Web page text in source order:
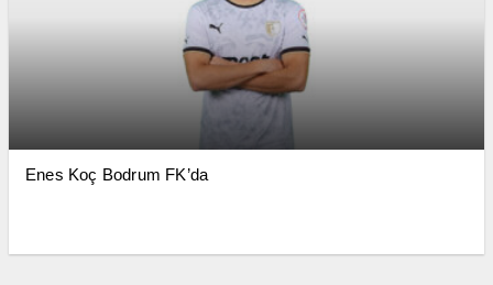
Enes Koç Bodrum FK’da